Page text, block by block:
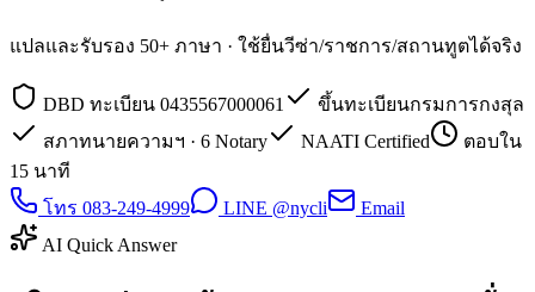
แปลและรับรอง 50+ ภาษา · ใช้ยื่นวีซ่า/ราชการ/สถานทูตได้จริง
DBD ทะเบียน 0435567000061
ขึ้นทะเบียนกรมการกงสุล
สภาทนายความฯ · 6 Notary
NAATI Certified
ตอบใน
15 นาที
โทร 083-249-4999
LINE @nycli
Email
AI Quick Answer